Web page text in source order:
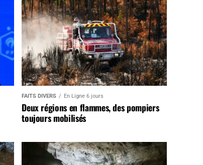
FAITS DIVERS En Ligne 6 jours
Deux régions en flammes, des pompiers
toujours mobilisés